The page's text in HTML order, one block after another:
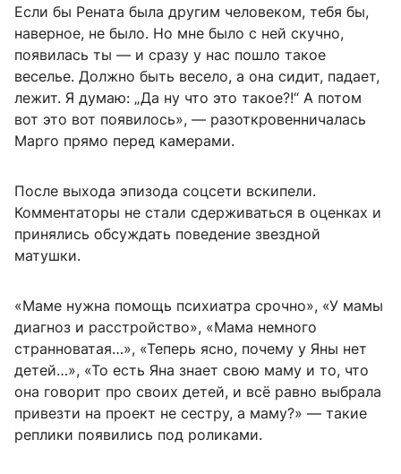
Если бы Рената была другим человеком, тебя бы,
наверное, не было. Но мне было с ней скучно,
появилась ты — и сразу у нас пошло такое
веселье. Должно быть весело, а она сидит, падает,
лежит. Я думаю: „Да ну что это такое?!“ А потом
вот это вот появилось», — разоткровенничалась
Марго прямо перед камерами.
После выхода эпизода соцсети вскипели.
Комментаторы не стали сдерживаться в оценках и
принялись обсуждать поведение звездной
матушки.
«Маме нужна помощь психиатра срочно», «У мамы
диагноз и расстройство», «Мама немного
странноватая…», «Теперь ясно, почему у Яны нет
детей…», «То есть Яна знает свою маму и то, что
она говорит про своих детей, и всё равно выбрала
привезти на проект не сестру, а маму?» — такие
реплики появились под роликами.